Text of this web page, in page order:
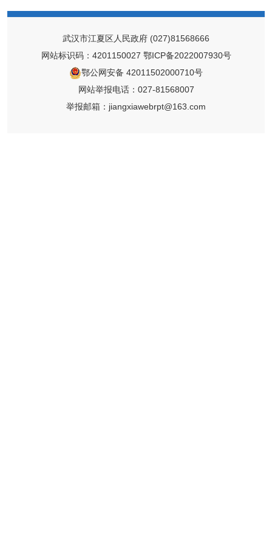
武汉市江夏区人民政府 (027)81568666
网站标识码：4201150027 鄂ICP备2022007930号
鄂公网安备 42011502000710号
网站举报电话：027-81568007
举报邮箱：jiangxiawebrpt@163.com